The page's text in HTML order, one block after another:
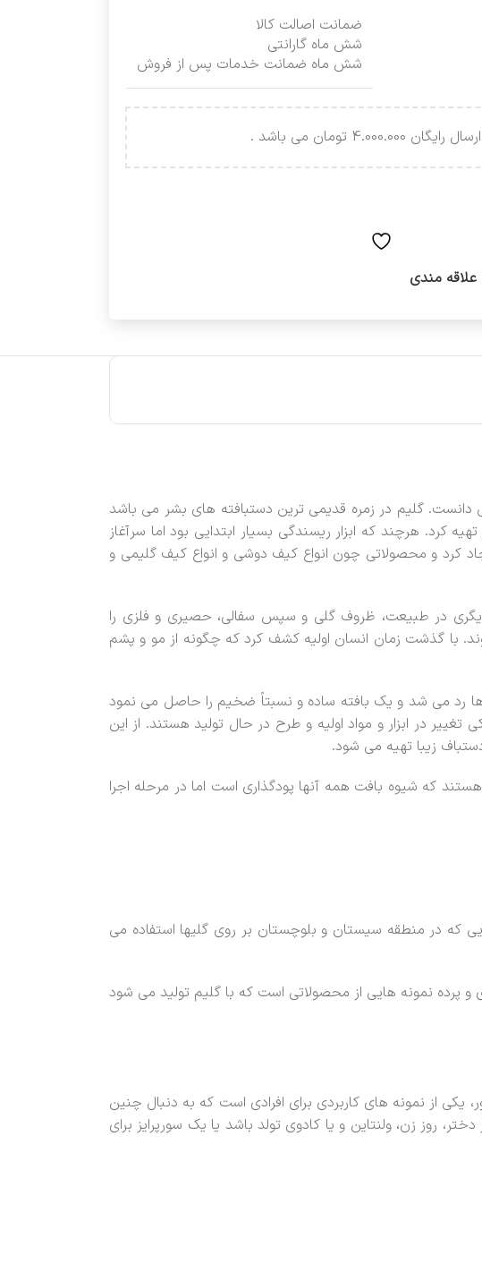
ضمانت اصالت کالا
شش ماه گارانتی
شش ماه ضمانت خدمات پس از فروش
تومان می باشد .
علاقه مندی
دانست. گلیم در زمره قدیمی ترین دستبافته های بشر می باشد
کرد. هرچند که ابزار ریسندگی بسیار ابتدایی بود اما سرآغاز
کرد و محصولاتی چون انواع کیف دوشی و انواع کیف گلیمی و
در طبیعت، ظروف گلی و سپس سفالی، حصیری و فلزی را
با گذشت زمان انسان اولیه کشف کرد که چگونه از مو و پشم
رد می شد و یک بافته ساده و نسبتاً ضخیم را حاصل می نمود
در ابزار و مواد اولیه و طرح در حال تولید هستند. از این
زیبا تهیه می شود.
که شیوه بافت همه آنها پودگذاری است اما در مرحله اجرا
که در منطقه سیستان و بلوچستان بر روی گلیها استفاده می
و پرده نمونه هایی از محصولاتی است که با گلیم تولید می شود
از نمونه های کاربردی برای افرادی است که به دنبال چنین
روز زن، ولنتاین و یا کادوی تولد باشد یا یک سورپرایز برای